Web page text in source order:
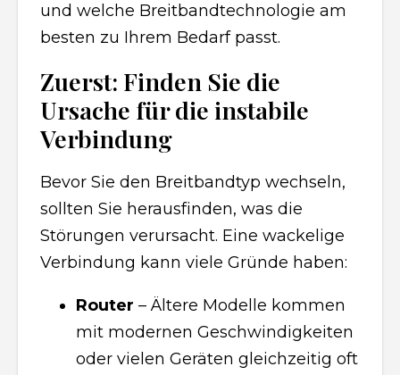
und welche Breitbandtechnologie am
besten zu Ihrem Bedarf passt.
Zuerst: Finden Sie die
Ursache für die instabile
Verbindung
Bevor Sie den Breitbandtyp wechseln,
sollten Sie herausfinden, was die
Störungen verursacht. Eine wackelige
Verbindung kann viele Gründe haben:
Router – Ältere Modelle kommen
mit modernen Geschwindigkeiten
oder vielen Geräten gleichzeitig oft